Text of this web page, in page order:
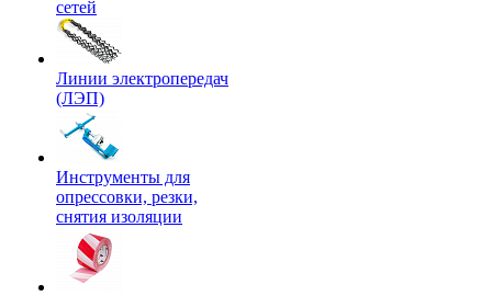
сетей
Линии электропередач
(ЛЭП)
Инструменты для
опрессовки, резки,
снятия изоляции